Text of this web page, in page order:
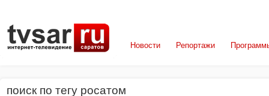
Новости Репортажи
поиск по тегу росатом